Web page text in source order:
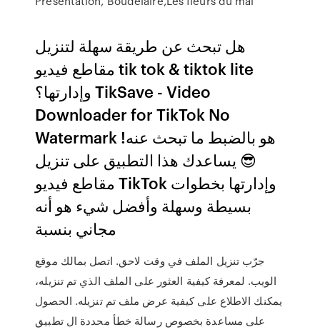
هل تبحث عن طريقة سهلة لتنزيل
مقاطع فيديو tik tok & tiktok lite
وإدارتها؟ TikSave - Video
Downloader for TikTok No
Watermark هو بالضبط ما تبحث عنه!
😎 يساعدك هذا التطبيق على تنزيل
مقاطع فيديو TikTok وإدارتها بخطوات
بسيطة وسهلة وأفضل شيء هو أنه
مجاني بنسبة
جرّب تنزيل الملف في وقت لاحق. اتصل بمالك موقع
الويب. لمعرفة كيفية العثور على الملف الذي تم تنزيله،
يمكنك الاطلاع على كيفية عرض ملف تم تنزيله. الحصول
على مساعدة بخصوص رسالة خطأ محددة ال تطبيق